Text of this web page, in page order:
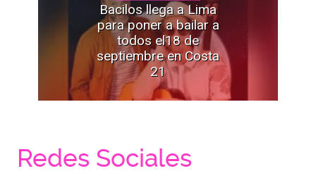
Bacilos llega a Lima
para poner a bailar a
todos el18 de
septiembre en Costa
21
Redes Sociales